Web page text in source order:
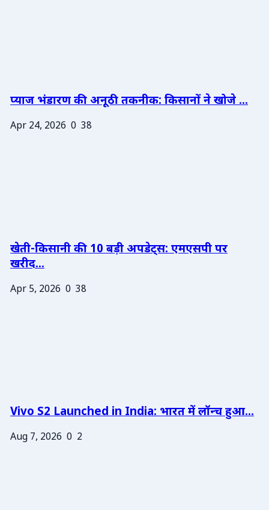
प्याज भंडारण की अनूठी तकनीक: किसानों ने खोजे ...
Apr 24, 2026 0 38
खेती-किसानी की 10 बड़ी अपडेट्स: एमएसपी पर
खरीद...
Apr 5, 2026 0 38
Vivo S2 Launched in India: भारत में लॉन्च हुआ...
Aug 7, 2026 0 2